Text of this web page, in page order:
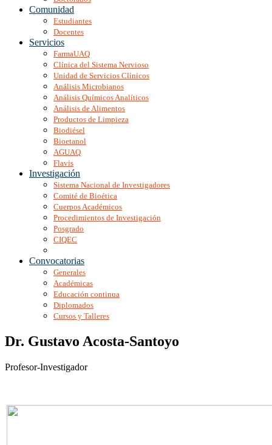
Comunidad
Estudiantes
Docentes
Servicios
FarmaUAQ
Clínica del Sistema Nervioso
Unidad de Servicios Clínicos
Análisis Microbianos
Análisis Químicos Analíticos
Análisis de Alimentos
Productos de Limpieza
Biodiésel
Bioetanol
AGUAQ
Flavis
Investigación
Sistema Nacional de Investigadores
Comité de Bioética
Cuerpos Académicos
Procedimientos de Investigación
Posgrado
CIQEC
Convocatorias
Generales
Académicas
Educación continua
Diplomados
Cursos y Talleres
Dr. Gustavo Acosta-Santoyo
Profesor-Investigador